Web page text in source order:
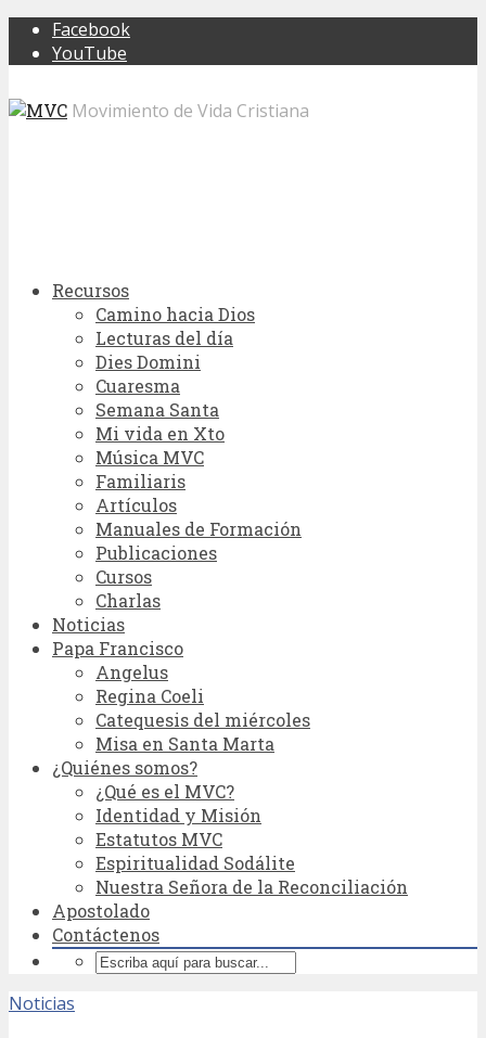
Facebook
YouTube
Movimiento de Vida Cristiana
Recursos
Camino hacia Dios
Lecturas del día
Dies Domini
Cuaresma
Semana Santa
Mi vida en Xto
Música MVC
Familiaris
Artículos
Manuales de Formación
Publicaciones
Cursos
Charlas
Noticias
Papa Francisco
Angelus
Regina Coeli
Catequesis del miércoles
Misa en Santa Marta
¿Quiénes somos?
¿Qué es el MVC?
Identidad y Misión
Estatutos MVC
Espiritualidad Sodálite
Nuestra Señora de la Reconciliación
Apostolado
Contáctenos
Noticias